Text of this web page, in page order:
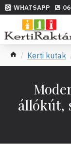
WHATSAPP
Kerti kutak
állókút,